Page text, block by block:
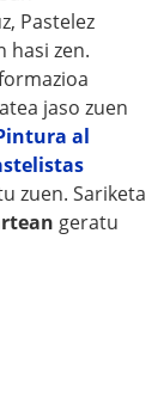
Pastelez
hasi zen.
jaso zuen
al
zuen. Sariketa
geratu